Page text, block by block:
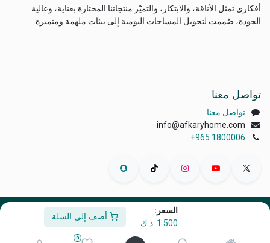
السعر:
1.500 د.ك
أضف إلى السلة
0
أفكاري تمثل الأناقة، والابتكار، والتميّز منتجاتنا المختارة بعناية، وعالية
الجودة، صُممت لتحويل المساحات اليومية إلى بيئات ملهمة ومتميزة.
تواصل معنا
تواصل معنا
info@afkaryhome.com
+965 1800006
حقوق الطبع والنشر © أفكاري إكسبو
الْعَرَبيّة English (US)